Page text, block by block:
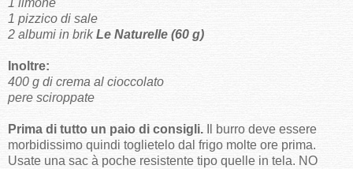
1 limone
1 pizzico di sale
2 albumi in brikLe Naturelle (60 g)
Inoltre:
400 g di crema al cioccolato
pere sciroppate
Prima di tutto un paio di consigli. Il burro deve essere
morbidissimo quindi toglietelo dal frigo molte ore prima.
Usate una sac à poche resistente tipo quelle in tela. NO